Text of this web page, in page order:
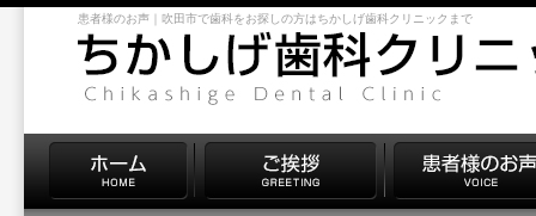
患者様のお声｜吹田市で歯科をお探しの方はちかしげ歯科クリニックまで